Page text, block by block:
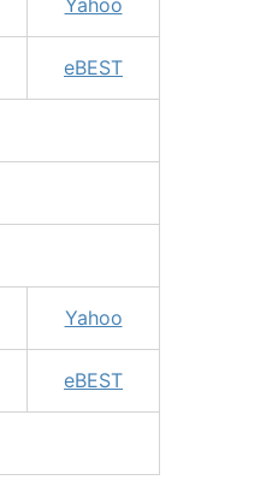
Yahoo
eBEST
Yahoo
eBEST